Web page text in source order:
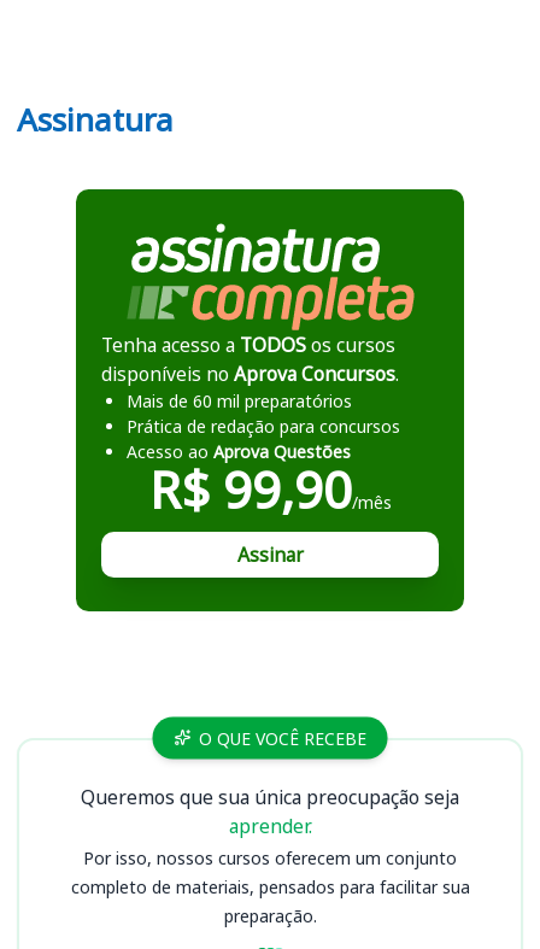
Assinatura
Tenha acesso a TODOSos cursos
disponíveis noAprova Concursos.
Mais de 60 mil preparatórios
Prática de redação para concursos
Acesso ao Aprova Questões
R$ 99,90/mês
Assinar
Cursos BBTSO QUE VOCÊ RECEBE
Queremos que sua única preocupação seja
aprender.
Por isso, nossos cursos oferecem um conjunto
completo de materiais, pensados para facilitar sua
preparação.